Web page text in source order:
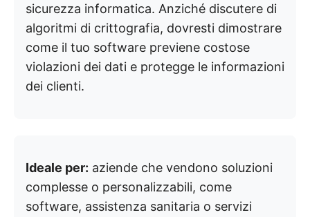
sicurezza informatica. Anziché discutere di
algoritmi di crittografia, dovresti dimostrare
come il tuo software previene costose
violazioni dei dati e protegge le informazioni
dei clienti.
Ideale per: aziende che vendono soluzioni
complesse o personalizzabili, come
software, assistenza sanitaria o servizi